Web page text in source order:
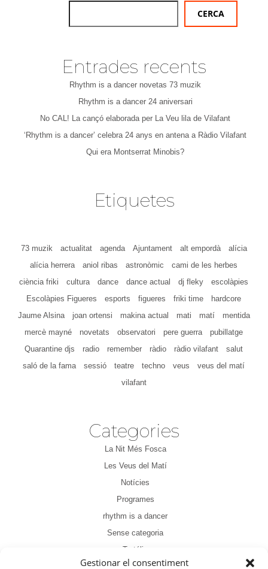
Gestionar el consentiment
CERCA
Entrades recents
Rhythm is a dancer novetas 73 muzik
Rhythm is a dancer 24 aniversari
No CAL! La cançó elaborada per La Veu lila de Vilafant
‘Rhythm is a dancer’ celebra 24 anys en antena a Ràdio Vilafant
Qui era Montserrat Minobis?
Etiquetes
73 muzik actualitat agenda Ajuntament alt empordà
alícia
alícia herrera
aniol ribas astronòmic
cami de les herbes
ciència friki
cultura dance dance actual dj fleky
escolàpies
Escolàpies Figueres
esports figueres friki time
hardcore
Jaume Alsina
joan ortensi makina actual mati matí
mentida
mercè mayné
novetats observatori pere guerra
pubillatge
Quarantine djs
radio remember ràdio ràdio vilafant
salut
saló de la fama
sessió teatre techno veus
veus del matí
vilafant
Categories
La Nit Més Fosca
Les Veus del Matí
Notícies
Programes
rhythm is a dancer
Sense categoria
Tertúlia